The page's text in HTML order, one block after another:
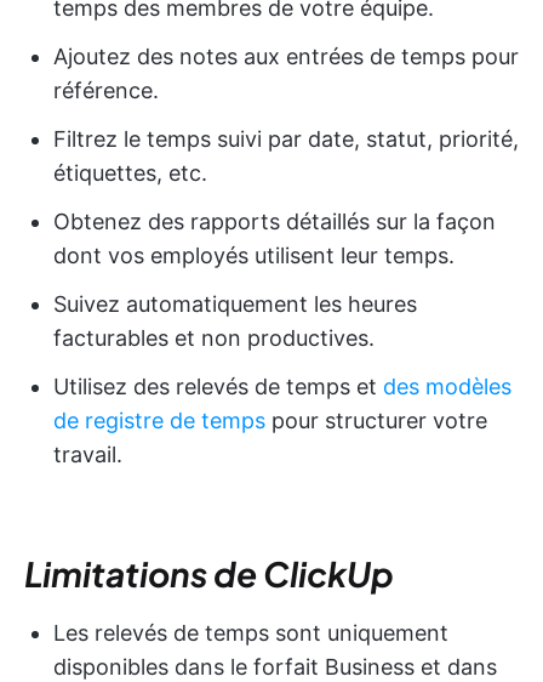
temps des membres de votre équipe.
Ajoutez des notes aux entrées de temps pour
référence.
Filtrez le temps suivi par date, statut, priorité,
étiquettes, etc.
Obtenez des rapports détaillés sur la façon
dont vos employés utilisent leur temps.
Suivez automatiquement les heures
facturables et non productives.
Utilisez des relevés de temps et des modèles
de registre de temps pour structurer votre
travail.
Limitations de ClickUp
Les relevés de temps sont uniquement
disponibles dans le forfait Business et dans